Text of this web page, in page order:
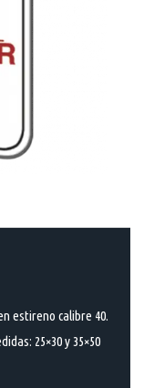
estireno calibre 40.
25×30 y 35×50